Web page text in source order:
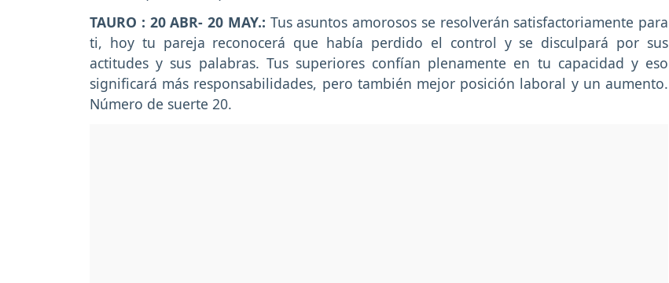
TAURO : 20 ABR- 20 MAY.: Tus asuntos amorosos se resolverán satisfactoriamente para
ti, hoy tu pareja reconocerá que había perdido el control y se disculpará por sus
actitudes y sus palabras. Tus superiores confían plenamente en tu capacidad y eso
significará más responsabilidades, pero también mejor posición laboral y un aumento.
Número de suerte 20.